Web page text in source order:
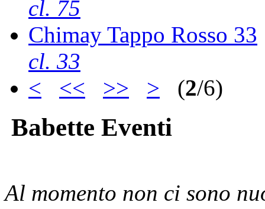
cl. 75
Chimay Tappo Rosso 33
cl. 33
<
<< >> > (2/6)
Babette Eventi
Al momento non ci sono